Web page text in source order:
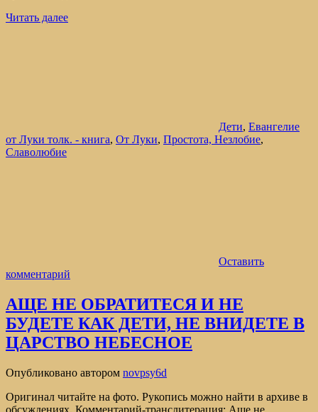
Читать далее
Дети, Евангелие
от Луки толк. - книга, От Луки, Простота, Незлобие,
Славолюбие
Оставить
комментарий
АЩЕ НЕ ОБРАТИТЕСЯ И НЕ
БУДЕТЕ КАК ДЕТИ, НЕ ВНИДЕТЕ В
ЦАРСТВО НЕБЕСНОЕ
Опубликовано автором novpsy6d
Оригинал читайте на фото. Рукопись можно найти в архиве в
обсуждениях. Комментарий-транслитерация: Аще не